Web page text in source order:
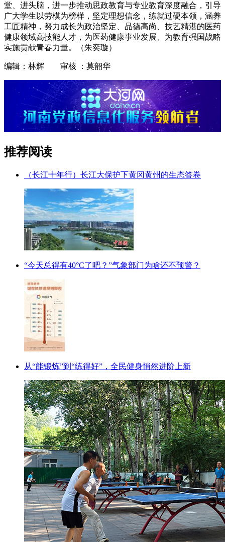
堂、进头脑，进一步推动思政教育与专业教育深度融合，引导
广大学生以劳模为榜样，坚定理想信念，练就过硬本领，涵养
工匠精神，努力成长为政治坚定、品德高尚、技艺精湛的医药
健康领域高技能人才，为医药健康事业发展、为教育强国战略
实施贡献青春力量。（朱奕璇）
编辑：林辉 审核 ：莫韶华
推荐阅读
（长江十年行）长江大保护下黄冈黄州的生态答卷
“今天总得有40°C了吧？”气象部门为啥还不预警？
从“能锻炼”到“练得好”，全民健身悄然进阶上新